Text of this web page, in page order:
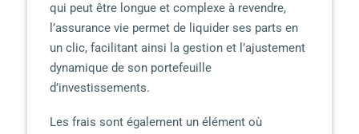
qui peut être longue et complexe à revendre,
l’assurance vie permet de liquider ses parts en
un clic, facilitant ainsi la gestion et l’ajustement
dynamique de son portefeuille
d’investissements.
Les frais sont également un élément où